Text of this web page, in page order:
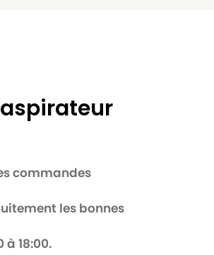
commandes
les bonnes
à 18:00.